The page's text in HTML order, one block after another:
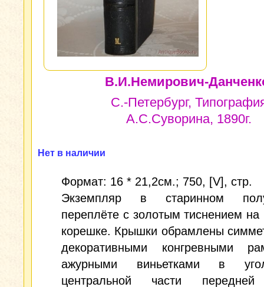
В.И.Немирович-
С.-Петербург,
А.С.Суворина, 1890г.
Нет в наличии
Формат: 16 * 21,2см.; 750, [V], стр.
Экземпляр в старинном
переплёте с золотым тиснением на
корешке. Крышки обрамлены
декоративными конгревными
ажурными виньетками в
центральной части